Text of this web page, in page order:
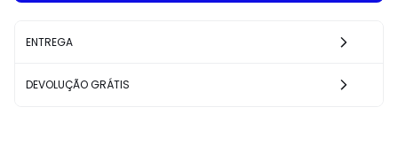
ENTREGA
DEVOLUÇÃO GRÁTIS